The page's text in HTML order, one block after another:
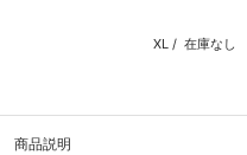
XL / 在庫なし
商品説明